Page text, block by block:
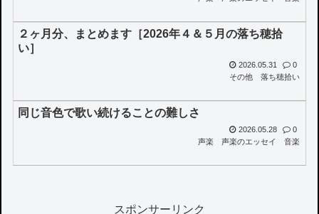
２ヶ月分、まとめます［2026年４＆５月の落ち穂拾
い］
2026.05.31
0
その他
落ち穂拾い
同じ音色で歌い続けることの難しさ
2026.05.28
0
声楽
声楽のエッセイ 音楽
スポンサーリンク